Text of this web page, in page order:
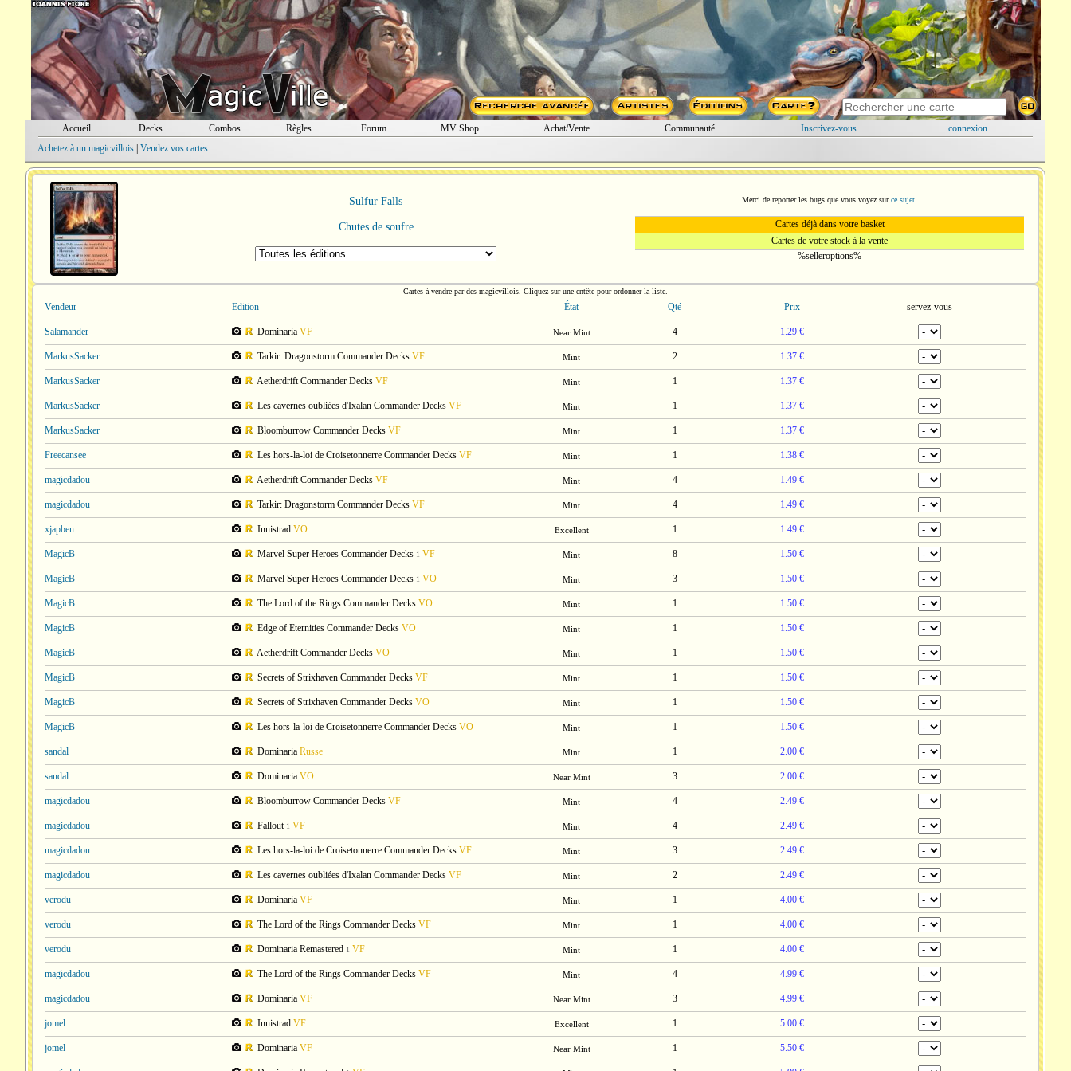
Accueil Decks Combos Règles Forum MV Shop Achat/Vente Communauté Inscrivez-vous
connexion
Achetez à un magicvillois| Vendez vos cartes
Sulfur Falls
Chutes de soufre
Merci de reporter les bugs que vous voyez surce sujet
Cartes déjà dans votre basket
Cartes de votre stock à la vente
%selleroptions%
Cartes à vendre par des magicvillois. Cliquez sur une entête pour ordonner la liste.
Vendeur Edition État Qté Prix servez-vous
Salamander Dominaria VF Near Mint 4 1.29 €
MarkusSacker Tarkir: Dragonstorm Commander Decks VF Mint 2 1.37 €
MarkusSacker Aetherdrift Commander Decks VF Mint 1 1.37 €
MarkusSacker Les cavernes oubliées d'Ixalan Commander Decks VF Mint 1 1.37 €
MarkusSacker Bloomburrow Commander Decks VF Mint 1 1.37 €
Freecansee Les hors-la-loi de Croisetonnerre Commander Decks VF Mint 1 1.38 €
magicdadou Aetherdrift Commander Decks VF Mint 4 1.49 €
magicdadou Tarkir: Dragonstorm Commander Decks VF Mint 4 1.49 €
xjapben Innistrad VO Excellent 1 1.49 €
MagicB Marvel Super Heroes Commander Decks 1 VF Mint 8 1.50 €
MagicB Marvel Super Heroes Commander Decks 1 VO Mint 3 1.50 €
MagicB The Lord of the Rings Commander Decks VO Mint 1 1.50 €
MagicB Edge of Eternities Commander Decks VO Mint 1 1.50 €
MagicB Aetherdrift Commander Decks VO Mint 1 1.50 €
MagicB Secrets of Strixhaven Commander Decks VF Mint 1 1.50 €
MagicB Secrets of Strixhaven Commander Decks VO Mint 1 1.50 €
MagicB Les hors-la-loi de Croisetonnerre Commander Decks VO Mint 1 1.50 €
sandal Dominaria Russe Mint 1 2.00 €
sandal Dominaria VO Near Mint 3 2.00 €
magicdadou Bloomburrow Commander Decks VF Mint 4 2.49 €
magicdadou Fallout 1 VF Mint 4 2.49 €
magicdadou Les hors-la-loi de Croisetonnerre Commander Decks VF Mint 3 2.49 €
magicdadou Les cavernes oubliées d'Ixalan Commander Decks VF Mint 2 2.49 €
verodu Dominaria VF Mint 1 4.00 €
verodu The Lord of the Rings Commander Decks VF Mint 1 4.00 €
verodu Dominaria Remastered 1 VF Mint 1 4.00 €
magicdadou The Lord of the Rings Commander Decks VF Mint 4 4.99 €
magicdadou Dominaria VF Near Mint 3 4.99 €
jomel Innistrad VF Excellent 1 5.00 €
jomel Dominaria VF Near Mint 1 5.50 €